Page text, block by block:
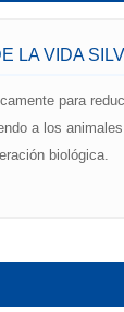
LA VIDA
para
a los
biológica.